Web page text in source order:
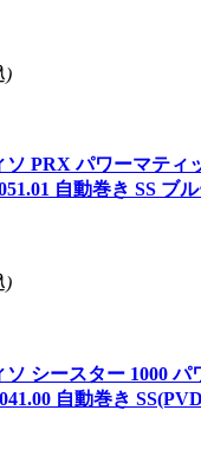
)
ソ PRX パワーマティ
自動巻き SS ブ
)
シースター 1000 パ
自動巻き